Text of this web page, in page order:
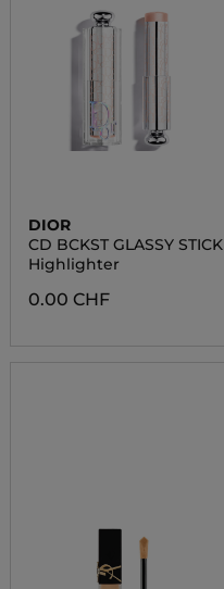
DIOR
CD BCKST GLASSY STICK
Highlighter
0.00 CHF